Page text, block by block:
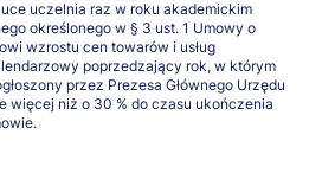
uczelnia raz w roku akademickim
określonego w § 3 ust. 1 Umowy o
wzrostu cen towarów i usług
poprzedzający rok, w którym
przez Prezesa Głównego Urzędu
więcej niż o 30 % do czasu ukończenia